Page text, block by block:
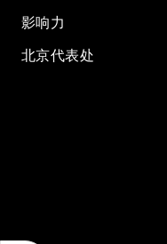
影响力
北京代表处